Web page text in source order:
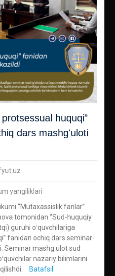
huquqi”
dars mashgʻuloti
yangiliklari
“Mutaxassislik fanlar”
tomonidan “Sud-huquqiy
guruhi oʻquvchilariga
fanidan ochiq dars seminar-
Seminar mashgʻulot sud
nazariy bilimlarini
Batafsil